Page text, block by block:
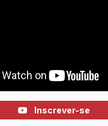
Inscrever-se